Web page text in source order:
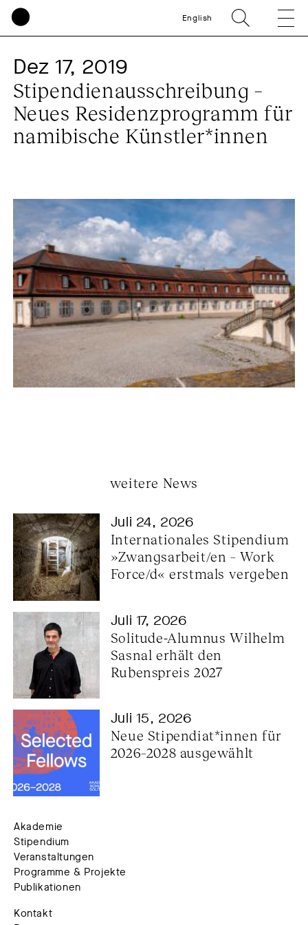
English
Dez 17, 2019
Stipendienausschreibung –
Neues Residenzprogramm für
namibische Künstler*innen
weitere News
Juli 24, 2026
Internationales Stipendium
»Zwangsarbeit/en – Work
Force/d« erstmals vergeben
Juli 17, 2026
Solitude-Alumnus Wilhelm
Sasnal erhält den
Rubenspreis 2027
Juli 15, 2026
Neue Stipendiat*innen für
2026–2028 ausgewählt
Akademie
Stipendium
Veranstaltungen
Programme & Projekte
Publikationen
Kontakt